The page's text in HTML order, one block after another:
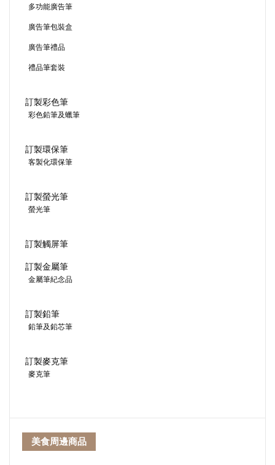
多功能廣告筆
廣告筆包裝盒
廣告筆禮品
禮品筆套裝
訂製彩色筆
彩色鉛筆及蠟筆
訂製環保筆
客製化環保筆
訂製螢光筆
螢光筆
訂製觸屏筆
訂製金屬筆
金屬筆紀念品
訂製鉛筆
鉛筆及鉛芯筆
訂製麥克筆
麥克筆
美食周邊商品